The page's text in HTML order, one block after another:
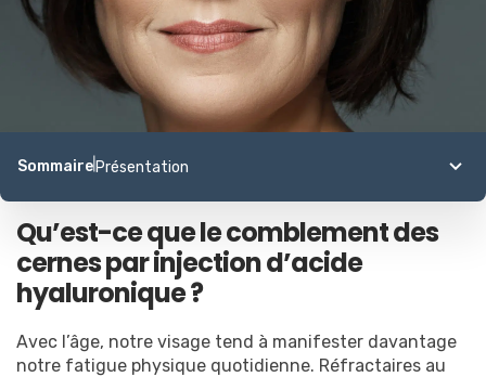
Sommaire Présentation
Présentation
Indications
Contre-indications
Déroulement
Résultats
Qu’est-ce que le comblement des
cernes par injection d’acide
hyaluronique ?
Avec l’âge, notre visage tend à manifester davantage
notre fatigue physique quotidienne. Réfractaires au